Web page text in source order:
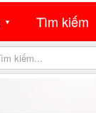
▼ Tìm kiếm